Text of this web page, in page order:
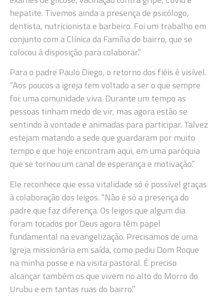
hepatite. Tivemos ainda a presença de psicólogo,
dentista, nutricionista e barbeiro. Foi um trabalho em
conjunto com a Clínica da Família do bairro, que se
colocou à disposição para colaborar.”
Para o padre Paulo Diego, o retorno dos fiéis é visível.
“Aos poucos a igreja tem voltado a ser o que sempre
foi: uma comunidade viva. Durante um tempo as
pessoas tinham medo de vir, mas agora estão se
sentindo à vontade e animadas para participar. Talvez
estejam matando a sede que guardaram por muito
tempo e que hoje encontram aqui, em uma paróquia
que se tornou um canal de esperança e motivação.”
Ele reconhece que essa vitalidade só é possível graças
à colaboração dos leigos. “Não é só a presença do
padre que faz diferença. Os leigos que algum dia
foram tocados por Deus agora têm papel
fundamental na evangelização. Precisamos de uma
Igreja missionária em saída, como pediu Dom Roque
na minha posse e na visita pastoral. É preciso
alcançar também os que vivem no alto do Morro do
Urubu e em tantas ruas do bairro.”